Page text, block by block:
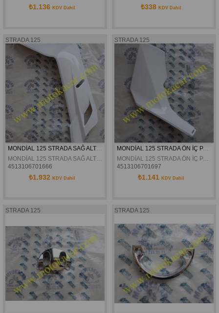
₺1.136 KDV Dahil ₺338 KDV Dahil
STRADA 125
MONDİAL 125 STRADA SAĞ ALT MAŞBİYEL BEYAZ ORJİNAL
MONDİAL 125 STRADA SAĞ ALT MAŞBİYEL BEYAZ ORJİNAL
4513106701666
₺1.932 KDV Dahil
STRADA 125
MONDİAL 125 STRADA ÖN İÇ PANEL SOL BEYAZ ORJİNAL
MONDİAL 125 STRADA ÖN İÇ PANEL SOL BEYAZ ORJİNAL
4513106701697
₺1.141 KDV Dahil
STRADA 125 STRADA 125